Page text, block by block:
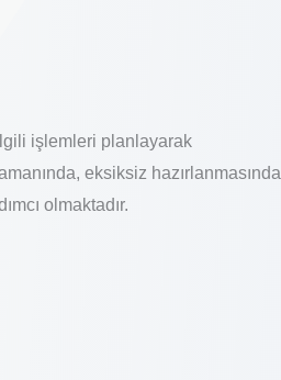
işlemleri planlayarak
eksiksiz hazırlanmasında
olmaktadır.